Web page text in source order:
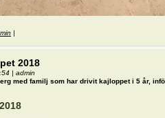
|
2018
| admin
med familj som har drivit kajloppet i 5 år,